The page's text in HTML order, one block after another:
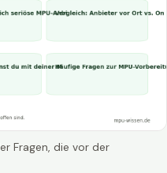
Fragen, die vor der